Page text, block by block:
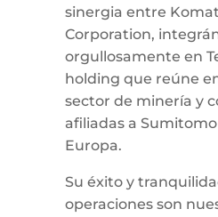
sinergia entre
Corporation,
orgullosamente en
holding que reúne
sector de minería y
afiliadas a
Europa.
Su éxito y
operaciones son